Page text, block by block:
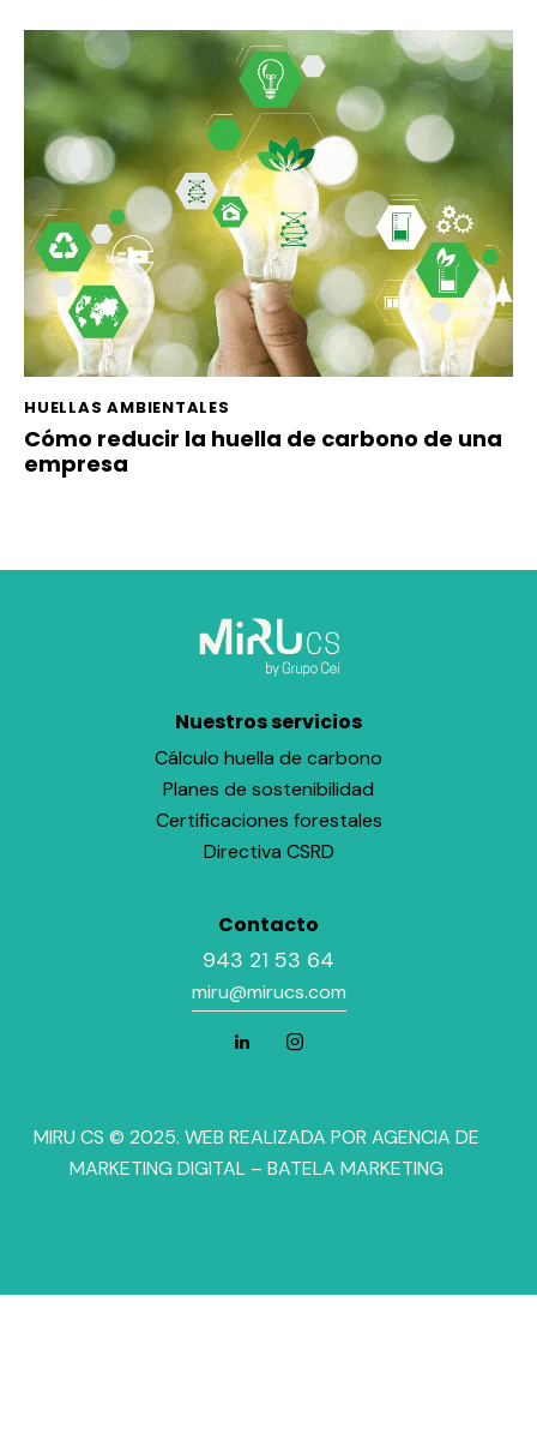
HUELLAS AMBIENTALES
Cómo reducir la huella de carbono de una
empresa
Nuestros servicios
Cálculo huella de carbono
Planes de sostenibilidad
Certificaciones forestales
Directiva CSRD
Contacto
943 21 53 64
miru@mirucs.com
MIRU CS © 2025. WEB REALIZADA POR AGENCIA DE
MARKETING DIGITAL – BATELA MARKETING